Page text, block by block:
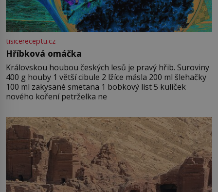
tisicereceptu.cz
Hříbková omáčka
Královskou houbou českých lesů je pravý hřib. Suroviny
400 g houby 1 větší cibule 2 lžíce másla 200 ml šlehačky
100 ml zakysané smetana 1 bobkový list 5 kuliček
nového koření petrželka ne